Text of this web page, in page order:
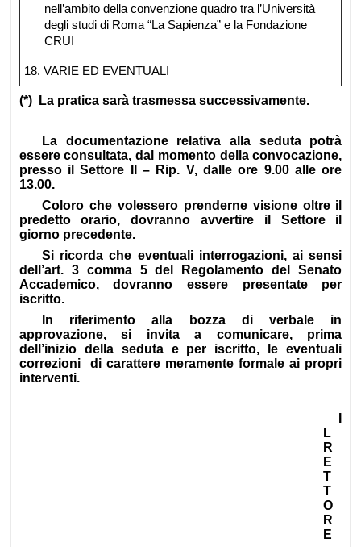
nell’ambito della convenzione quadro tra l’Università
degli studi di Roma “La Sapienza” e la Fondazione
CRUI
18. VARIE ED EVENTUALI
(*) La pratica sarà trasmessa successivamente.
La documentazione relativa alla seduta potrà
essere consultata, dal momento della convocazione,
presso il Settore II – Rip. V, dalle ore 9.00 alle ore
13.00.
Coloro che volessero prenderne visione oltre il
predetto orario, dovranno avvertire il Settore il
giorno precedente.
Si ricorda che eventuali interrogazioni, ai sensi
dell’art. 3 comma 5 del Regolamento del Senato
Accademico, dovranno essere presentate per
iscritto.
In riferimento alla bozza di verbale in
approvazione, si invita a comunicare, prima
dell’inizio della seduta e per iscritto, le eventuali
correzioni di carattere meramente formale ai propri
interventi.
L
R
E
T
T
O
R
E